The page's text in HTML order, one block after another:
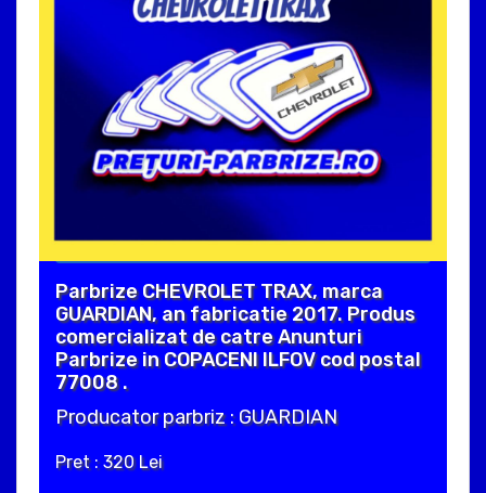
Parbrize CHEVROLET TRAX, marca
GUARDIAN, an fabricatie 2017. Produs
comercializat de catre Anunturi
Parbrize in COPACENI ILFOV cod postal
77008 .
Producator parbriz : GUARDIAN
Pret : 320 Lei